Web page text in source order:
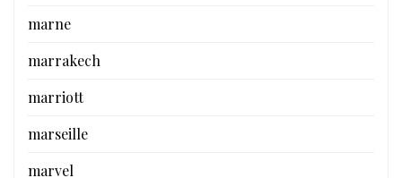
marne
marrakech
marriott
marseille
marvel